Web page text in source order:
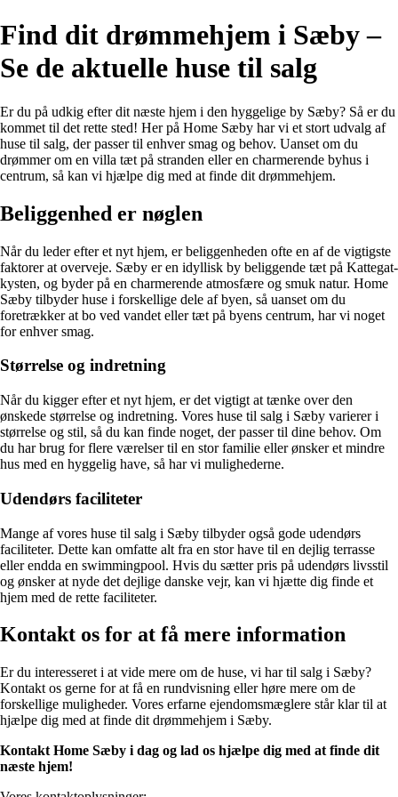
Find dit drømmehjem i Sæby –
Se de aktuelle huse til salg
Er du på udkig efter dit næste hjem i den hyggelige by Sæby? Så er du
kommet til det rette sted! Her på Home Sæby har vi et stort udvalg af
huse til salg, der passer til enhver smag og behov. Uanset om du
drømmer om en villa tæt på stranden eller en charmerende byhus i
centrum, så kan vi hjælpe dig med at finde dit drømmehjem.
Beliggenhed er nøglen
Når du leder efter et nyt hjem, er beliggenheden ofte en af de vigtigste
faktorer at overveje. Sæby er en idyllisk by beliggende tæt på Kattegat-
kysten, og byder på en charmerende atmosfære og smuk natur. Home
Sæby tilbyder huse i forskellige dele af byen, så uanset om du
foretrækker at bo ved vandet eller tæt på byens centrum, har vi noget
for enhver smag.
Størrelse og indretning
Når du kigger efter et nyt hjem, er det vigtigt at tænke over den
ønskede størrelse og indretning. Vores huse til salg i Sæby varierer i
størrelse og stil, så du kan finde noget, der passer til dine behov. Om
du har brug for flere værelser til en stor familie eller ønsker et mindre
hus med en hyggelig have, så har vi mulighederne.
Udendørs faciliteter
Mange af vores huse til salg i Sæby tilbyder også gode udendørs
faciliteter. Dette kan omfatte alt fra en stor have til en dejlig terrasse
eller endda en swimmingpool. Hvis du sætter pris på udendørs livsstil
og ønsker at nyde det dejlige danske vejr, kan vi hjætte dig finde et
hjem med de rette faciliteter.
Kontakt os for at få mere information
Er du interesseret i at vide mere om de huse, vi har til salg i Sæby?
Kontakt os gerne for at få en rundvisning eller høre mere om de
forskellige muligheder. Vores erfarne ejendomsmæglere står klar til at
hjælpe dig med at finde dit drømmehjem i Sæby.
Kontakt Home Sæby i dag og lad os hjælpe dig med at finde dit
næste hjem!